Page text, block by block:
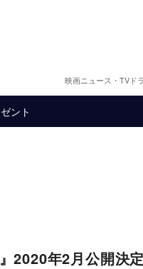
映画ニュース・TVド
ント
2020年2月公開